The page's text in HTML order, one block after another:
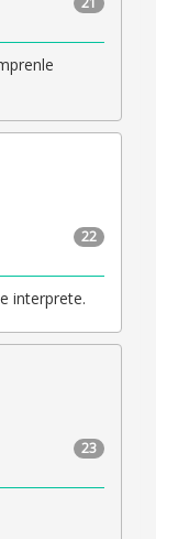
22
interprete.
23